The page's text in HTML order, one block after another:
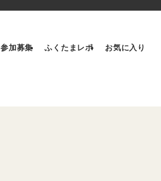
参加募集 ふくたまレポ お気に入り